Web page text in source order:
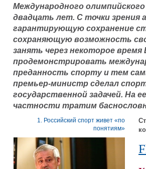
Международного
двадцать лет. С точки
гарантирующую сохранение
сохраняющую возможность
занять через некоторое
продемонстрировать
преданность спорту и тем
премьер-министр сделал
государственной задачей. На
частности тратим
1. Российский спорт живет «по
понятиям»